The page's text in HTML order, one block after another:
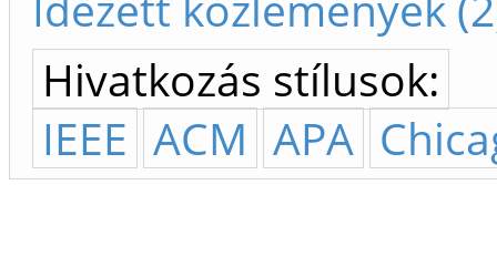
Hivatkozás stílusok:
IEEE ACM APA